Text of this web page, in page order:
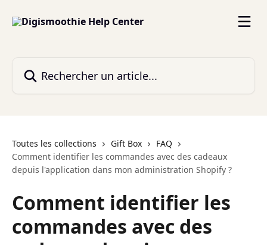
Toutes les collections Gift Box
FAQ
Comment identifier les commandes avec des cadeaux
depuis l'application dans mon administration Shopify ?
Comment identifier les
commandes avec des